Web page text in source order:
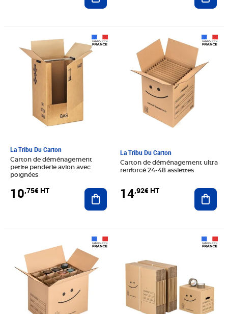
La Tribu Du Carton
Carton de déménagement
petite penderie avion avec
poignées
10,75€ HT
Prix 10,75€ HT
Ajouter au panier
La Tribu Du Carton
Carton de déménagement ultra
renforcé 24-48 assiettes
14,92€ HT
Prix 14,92€ HT